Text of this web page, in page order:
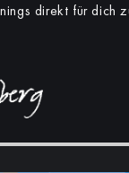
direkt für dich